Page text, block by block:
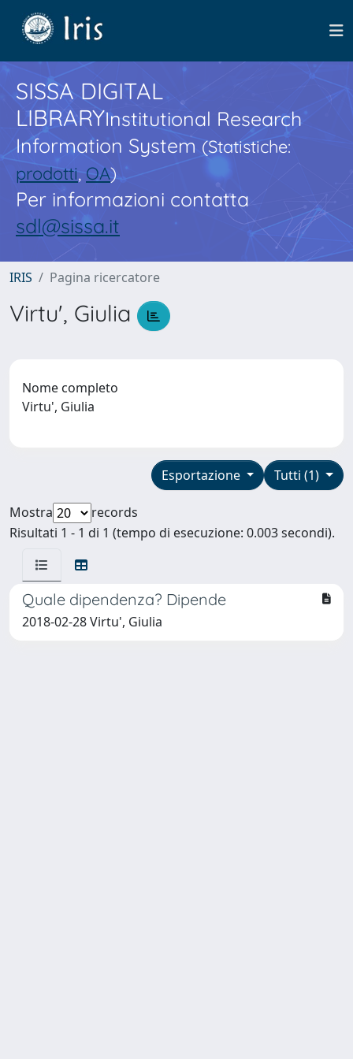
SISSA DIGITAL
LIBRARYInstitutional Research
Information System(Statistiche:
prodotti,OA)
Per informazioni contatta
sdl@sissa.it
IRIS Pagina ricercatore
Virtu', Giulia
Nome completo
Virtu', Giulia
Tutti (1)
Esportazione
Mostra
records
Risultati 1 - 1 di 1 (tempo di esecuzione: 0.003 secondi).
Quale dipendenza? Dipende
2018-02-28 Virtu', Giulia